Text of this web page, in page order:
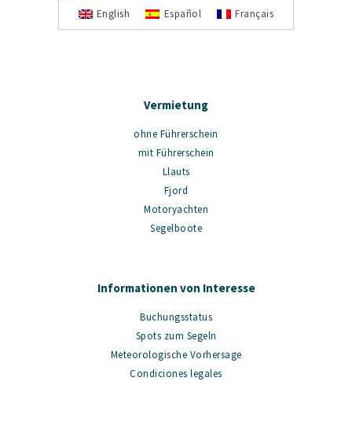
English Español Français
Vermietung
ohne Führerschein
mit Führerschein
Llauts
Fjord
Motoryachten
Segelboote
Informationen von Interesse
Buchungsstatus
Spots zum Segeln
Meteorologische Vorhersage
Condiciones legales